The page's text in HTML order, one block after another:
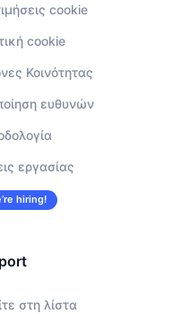
cookie
cookie
Κοινότητας
ευθυνών
εργασίας
hiring!
στη λίστα